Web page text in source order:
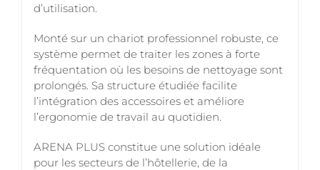
d’utilisation.
Monté sur un chariot professionnel robuste, ce
système permet de traiter les zones à forte
fréquentation où les besoins de nettoyage sont
prolongés. Sa structure étudiée facilite
l’intégration des accessoires et améliore
l’ergonomie de travail au quotidien.
ARENA PLUS constitue une solution idéale
pour les secteurs de l’hôtellerie, de la